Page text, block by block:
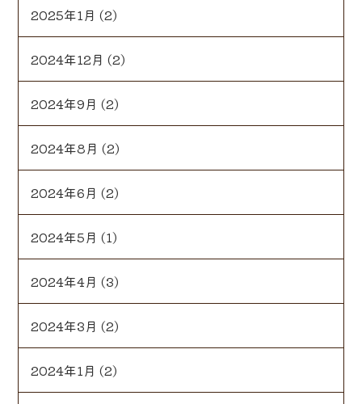
2025年1月 (2)
2024年12月 (2)
2024年9月 (2)
2024年8月 (2)
2024年6月 (2)
2024年5月 (1)
2024年4月 (3)
2024年3月 (2)
2024年1月 (2)